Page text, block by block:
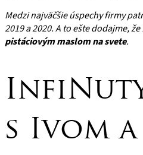
Medzi najväčšie úspechy firmy
2019 a 2020. A to ešte dodajme,
pistáciovým maslom na svete.
s Ivom